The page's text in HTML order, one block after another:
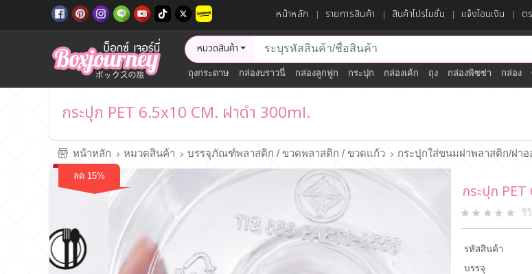
หน้าหลัก รายการสินค้า สินค้าโปรโมชั่น แจ้งโอนเงิน ต
หมวดสินค้า
ถุงกระดาษ กล่องบราวนี่ กล่องลูกฟูก กระปุก กล่องเค้ก ถุง กล่องพิซซ่า กล่อง
กระปุก PET 6.5x10 CM. ฝาดำ 300ml.
หน้าหลัก หมวดสินค้า บรรจุภัณฑ์พลาสติก / ขวดพลาสติก / ขวดแก้ว กระปุกใส่ขนมฝาพลาสติก/ฝาอ
ลด 15%
กระปุก
รี
รหัสสินค้า
บรรจุ